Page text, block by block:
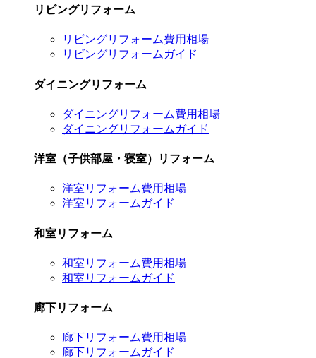
リビングリフォーム
リビングリフォーム費用相場
リビングリフォームガイド
ダイニングリフォーム
ダイニングリフォーム費用相場
ダイニングリフォームガイド
洋室（子供部屋・寝室）リフォーム
洋室リフォーム費用相場
洋室リフォームガイド
和室リフォーム
和室リフォーム費用相場
和室リフォームガイド
廊下リフォーム
廊下リフォーム費用相場
廊下リフォームガイド